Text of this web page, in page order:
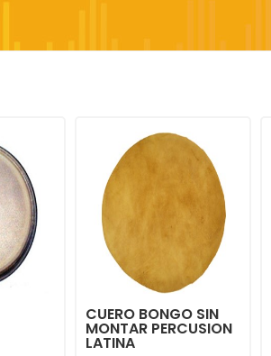
CUERO BONGO SIN
MONTAR PERCUSION
LATINA